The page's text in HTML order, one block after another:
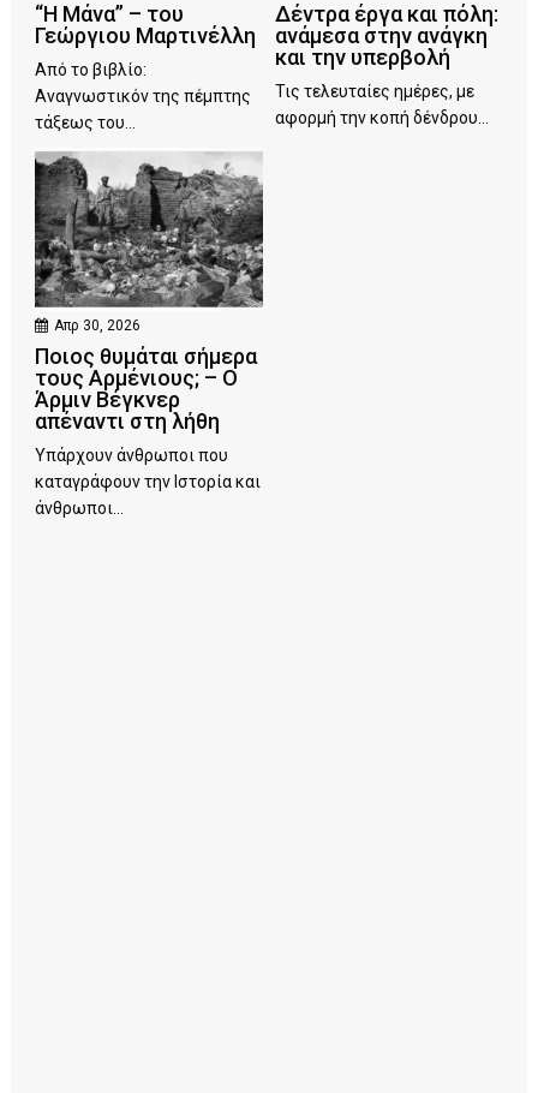
“Η Μάνα” – του
Γεώργιου Μαρτινέλλη
Από το βιβλίο:
Αναγνωστικόν της πέμπτης
τάξεως του...
Δέντρα έργα και πόλη:
ανάμεσα στην ανάγκη
και την υπερβολή
Τις τελευταίες ημέρες, με
αφορμή την κοπή δένδρου...
Απρ 30, 2026
Ποιος θυμάται σήμερα
τους Αρμένιους; – Ο
Άρμιν Βέγκνερ
απέναντι στη λήθη
Υπάρχουν άνθρωποι που
καταγράφουν την Ιστορία και
άνθρωποι...